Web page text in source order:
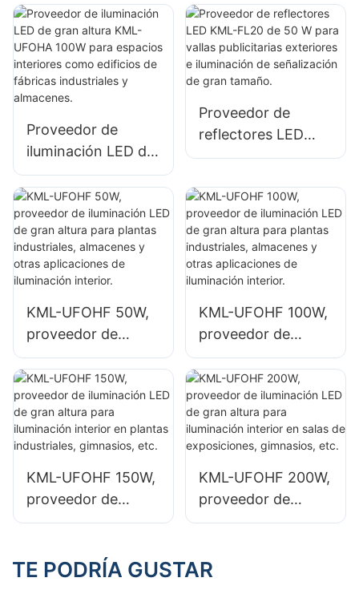
para espacios
interiores como
talleres de
reparación y
almacenes.
HB52 de 100 W
para espacios
interiores como
edificios de
industriales y
almacenes.
Proveedor de
iluminación LED de
gran altura KML-
UFOHA 100W para
espacios interiores
como edificios de
fábricas
industriales y
almacenes.
Proveedor de
reflectores LED
KML-FL20 de 50 W
publicitarias
exteriores e
iluminación de
señalización de
gran tamaño.
KML-UFOHF 50W,
proveedor de
iluminación LED de
gran altura para
plantas
industriales,
almacenes y otras
iluminación interior.
KML-UFOHF 100W,
proveedor de
iluminación LED de
gran altura para
plantas
industriales,
almacenes y otras
iluminación interior.
KML-UFOHF 150W,
proveedor de
iluminación LED de
iluminación interior
KML-UFOHF 200W,
proveedor de
iluminación LED de
iluminación interior
TE PODRÍA GUSTAR